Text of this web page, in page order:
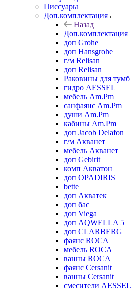
Писсуары
Доп.комплектация
Назад
Доп.комплектация
доп Grohe
доп Hansgrohe
г/м Relisan
доп Relisan
Раковины для тумб
гидро AESSEL
мебель Am.Pm
санфаянс Am.Pm
души Am.Pm
кабины Am.Pm
доп Jacob Delafon
г/м Акванет
мебель Акванет
доп Gebirit
комп Акватон
доп OPADIRIS
bette
доп Акватек
доп бас
доп Viega
доп AQWELLA 5
доп CLARBERG
фаянс ROCA
мебель ROCA
ванны ROCA
фаянс Cersanit
ванны Cersanit
смесители AESSEL